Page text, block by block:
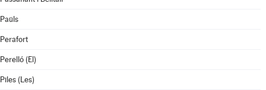
Paüls
Perafort
Perelló (El)
Piles (Les)